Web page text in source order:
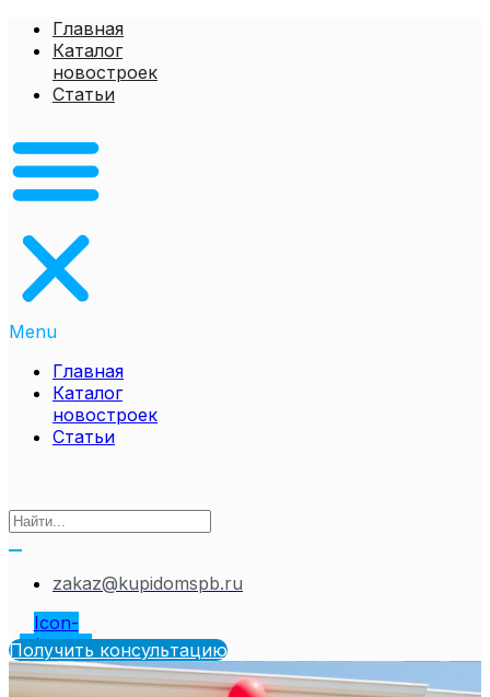
Перейти
содержимому
Главная
Каталог
новостроек
Статьи
Menu
Главная
Каталог
новостроек
Статьи
zakaz@kupidomspb.ru
Icon-
telegram
Получить консультацию